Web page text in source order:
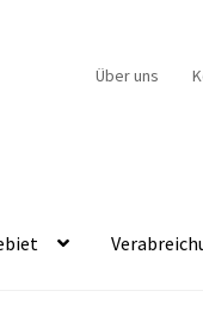
Über uns